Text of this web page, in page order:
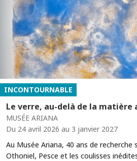
INCONTOURNABLE
Le verre, au-delà de la matière
MUSÉE ARIANA
Du 24 avril 2026 au 3 janvier 2027
Au Musée Ariana, 40 ans de recherche
Othoniel, Pesce et les coulisses